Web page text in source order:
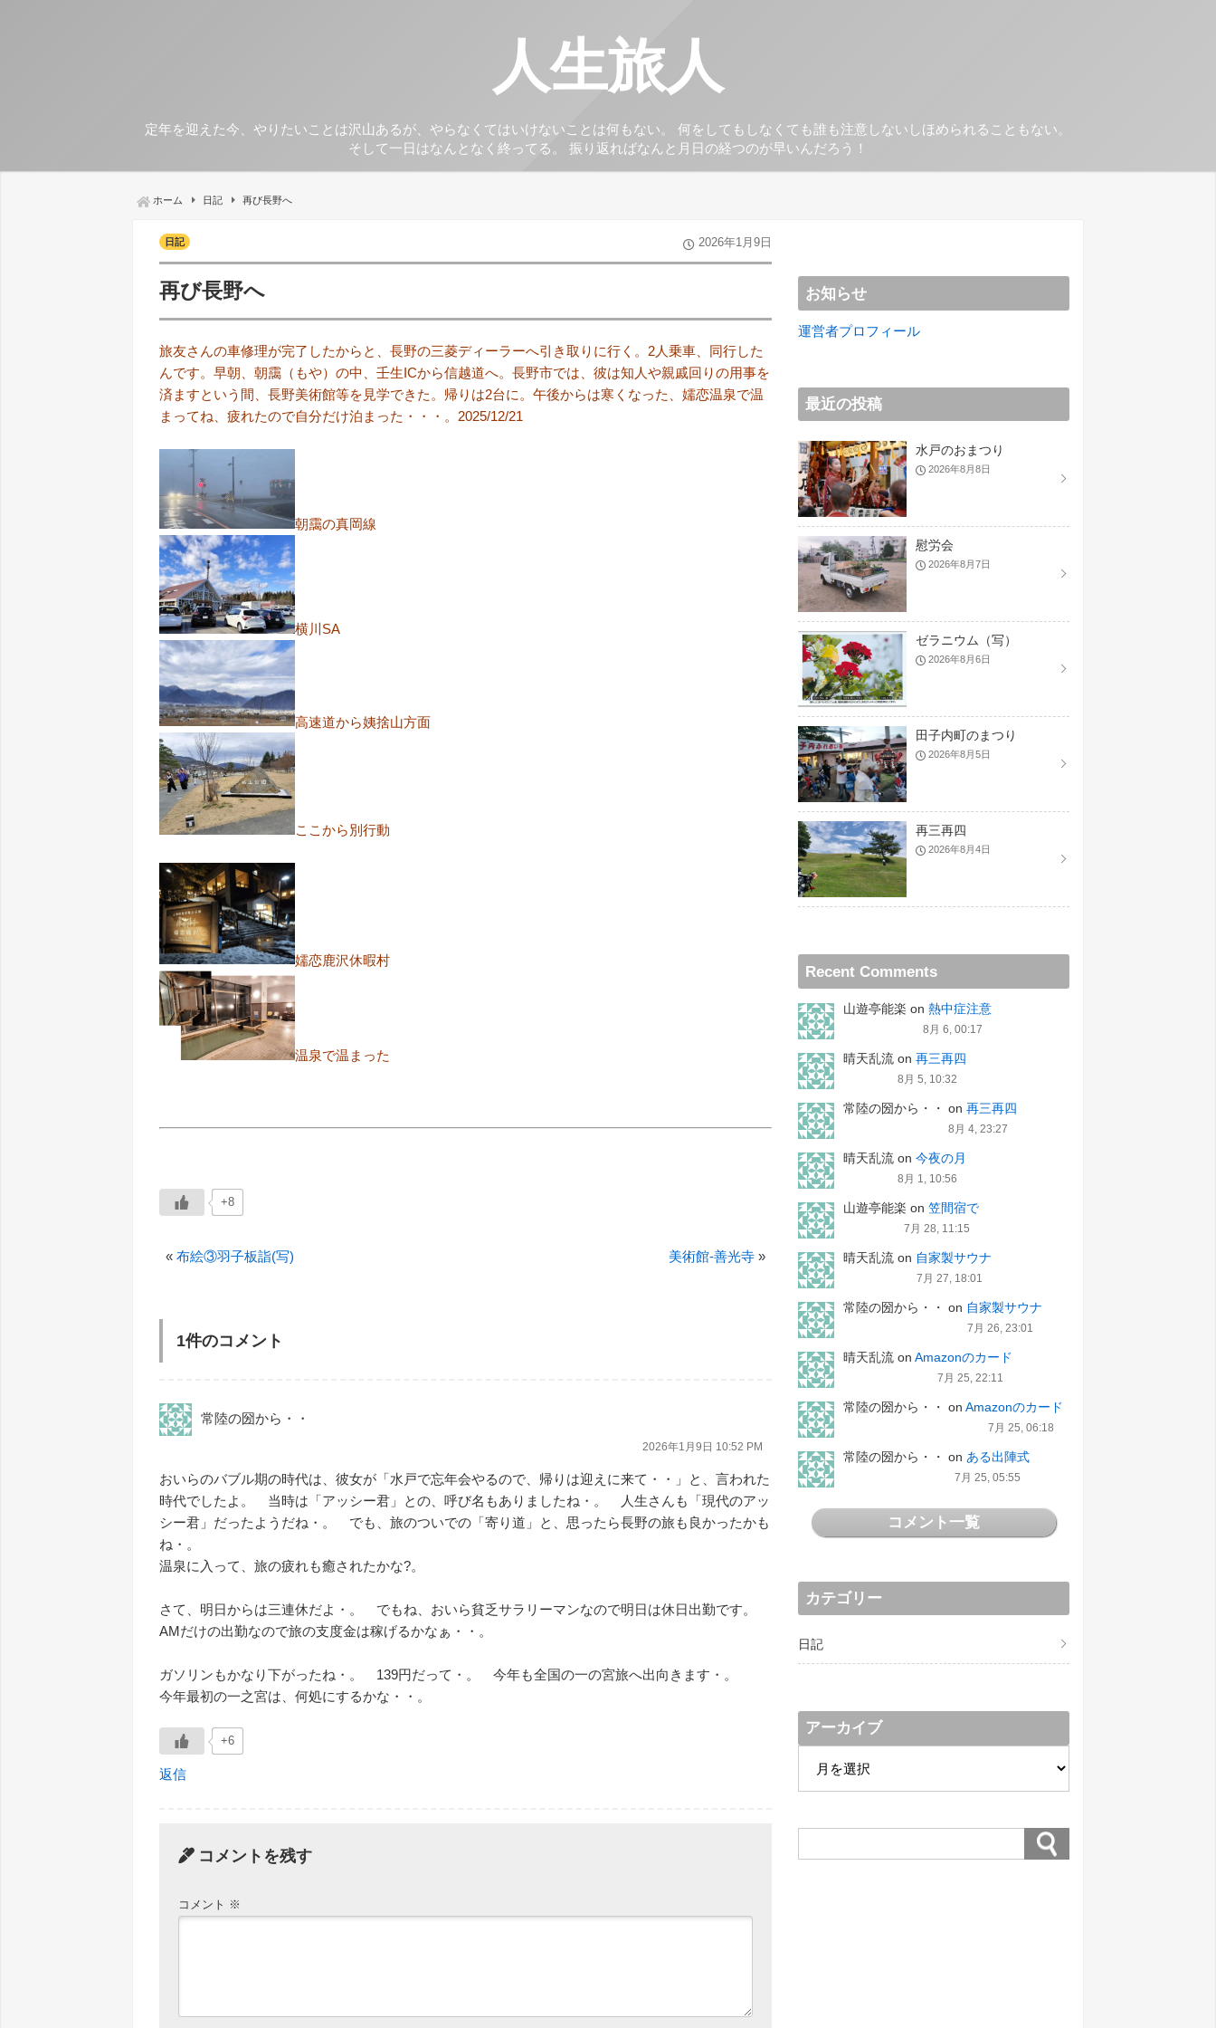
人生旅人
定年を迎えた今、やりたいことは沢山あるが、やらなくてはいけないことは何もない。 何をしてもしなくても誰も注意しないしほめられることもない。
そして一日はなんとなく終ってる。 振り返ればなんと月日の経つのが早いんだろう！
ホーム 日記 再び長野へ
日記 2026年1月9日
再び長野へ
旅友さんの車修理が完了したからと、長野の三菱ディーラーへ引き取りに行く。2人乗車、同行した
んです。早朝、朝靄（もや）の中、壬生ICから信越道へ。長野市では、彼は知人や親戚回りの用事を
済ますという間、長野美術館等を見学できた。帰りは2台に。午後からは寒くなった、嬬恋温泉で温
まってね、疲れたので自分だけ泊まった・・・。2025/12/21
朝靄の真岡線
横川SA
高速道から姨捨山方面
ここから別行動
嬬恋鹿沢休暇村
温泉で温まった
+8
«布絵③羽子板詣(写) 美術館-善光寺»
1件のコメント
常陸の圀から・・
2026年1月9日 10:52 PM
おいらのバブル期の時代は、彼女が「水戸で忘年会やるので、帰りは迎えに来て・・」と、言われた
時代でしたよ。 当時は「アッシー君」との、呼び名もありましたね・。 人生さんも「現代のアッ
シー君」だったようだね・。 でも、旅のついでの「寄り道」と、思ったら長野の旅も良かったかも
ね・。
温泉に入って、旅の疲れも癒されたかな?。
さて、明日からは三連休だよ・。 でもね、おいら貧乏サラリーマンなので明日は休日出勤です。
AMだけの出勤なので旅の支度金は稼げるかなぁ・・。
ガソリンもかなり下がったね・。 139円だって・。 今年も全国の一の宮旅へ出向きます・。
今年最初の一之宮は、何処にするかな・・。
+6
返信
コメントを残す
コメント ※
お知らせ
運営者プロフィール
最近の投稿
水戸のおまつり
2026年8月8日
慰労会
2026年8月7日
ゼラニウム（写）
2026年8月6日
田子内町のまつり
2026年8月5日
再三再四
2026年8月4日
Recent Comments
山遊亭能楽 on 熱中症注意
8月 6, 00:17
晴天乱流 on 再三再四
8月 5, 10:32
常陸の圀から・・ on 再三再四
8月 4, 23:27
晴天乱流 on 今夜の月
8月 1, 10:56
山遊亭能楽 on 笠間宿で
7月 28, 11:15
晴天乱流 on 自家製サウナ
7月 27, 18:01
常陸の圀から・・ on 自家製サウナ
7月 26, 23:01
晴天乱流 on Amazonのカード
7月 25, 22:11
常陸の圀から・・ on Amazonのカード
7月 25, 06:18
常陸の圀から・・ on ある出陣式
7月 25, 05:55
コメント一覧
カテゴリー
日記
アーカイブ
カ
ブ